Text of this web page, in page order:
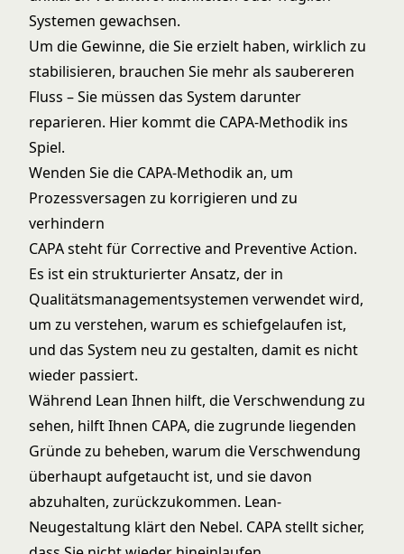
Systemen gewachsen.
Um die Gewinne, die Sie erzielt haben, wirklich zu
stabilisieren, brauchen Sie mehr als saubereren
Fluss – Sie müssen das System darunter
reparieren. Hier kommt die CAPA-Methodik ins
Spiel.
Wenden Sie die CAPA-Methodik an, um
Prozessversagen zu korrigieren und zu
verhindern
CAPA steht für Corrective and Preventive Action.
Es ist ein strukturierter Ansatz, der in
Qualitätsmanagementsystemen verwendet wird,
um zu verstehen, warum es schiefgelaufen ist,
und das System neu zu gestalten, damit es nicht
wieder passiert.
Während Lean Ihnen hilft, die Verschwendung zu
sehen, hilft Ihnen CAPA, die zugrunde liegenden
Gründe zu beheben, warum die Verschwendung
überhaupt aufgetaucht ist, und sie davon
abzuhalten, zurückzukommen. Lean-
Neugestaltung klärt den Nebel. CAPA stellt sicher,